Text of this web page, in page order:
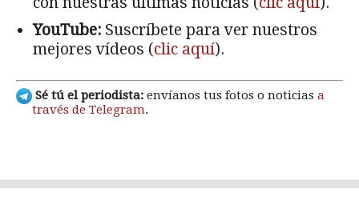
YouTube: Suscríbete para ver nuestros
mejores vídeos (clic aquí).
Sé tú el periodista: envíanos tus fotos o noticias a
través de Telegram.